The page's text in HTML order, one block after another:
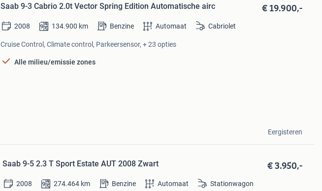
Saab 9-3 Cabrio 2.0t Vector Spring Edition Automatische airc € 19.900,-
2008 134.900 km Benzine Automaat Cabriolet
Cruise Control, Climate control, Parkeersensor, + 23 opties
Alle milieu/emissie zones
Eergisteren
Saab 9-5 2.3 T Sport Estate AUT 2008 Zwart € 3.950,-
2008 274.464 km Benzine Automaat Stationwagon